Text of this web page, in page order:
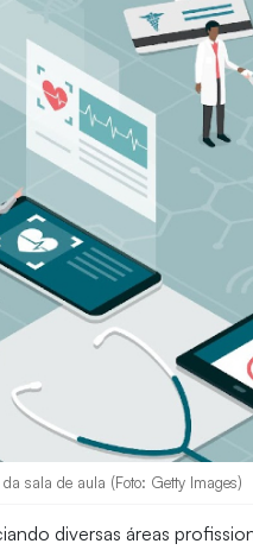
sala de aula (Foto: Getty Images)
diversas áreas